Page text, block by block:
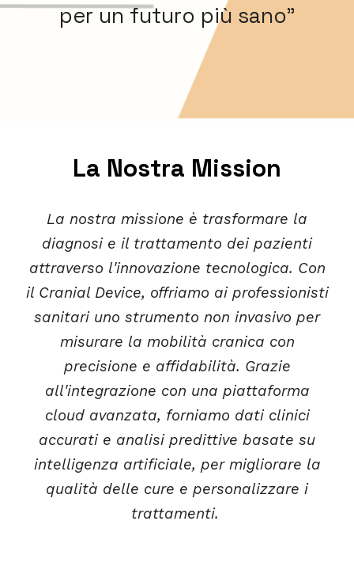
per un futuro più sano"
La Nostra Mission
La nostra missione è trasformare la
diagnosi e il trattamento dei pazienti
attraverso l'innovazione tecnologica. Con
il Cranial Device, offriamo ai professionisti
sanitari uno strumento non invasivo per
misurare la mobilità cranica con
precisione e affidabilità. Grazie
all'integrazione con una piattaforma
cloud avanzata, forniamo dati clinici
accurati e analisi predittive basate su
intelligenza artificiale, per migliorare la
qualità delle cure e personalizzare i
trattamenti.